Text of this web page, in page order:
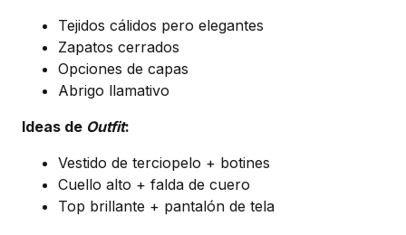
Tejidos cálidos pero elegantes
Zapatos cerrados
Opciones de capas
Abrigo llamativo
Ideas de Outfit:
Vestido de terciopelo + botines
Cuello alto + falda de cuero
Top brillante + pantalón de tela